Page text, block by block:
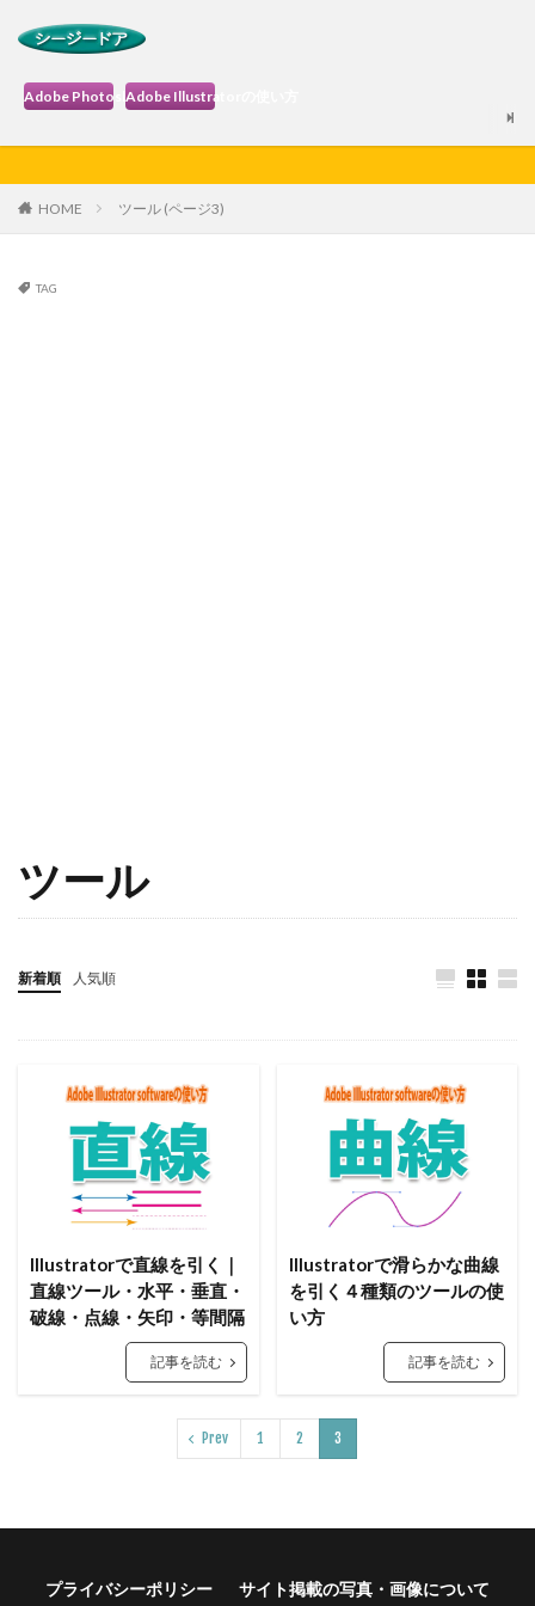
Adobe Photoshopの使い方Adobe Illustratorの使い方
HOME ツール (ページ3)
TAG
ツール
新着順 人気順
Illustratorで直線を引く｜
直線ツール・水平・垂直・
破線・点線・矢印・等間隔
記事を読む
Illustratorで滑らかな曲線
を引く４種類のツールの使
い方
記事を読む
Prev 1 2 3
プライバシーポリシー サイト掲載の写真・画像について